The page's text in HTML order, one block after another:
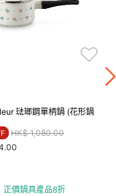
琺瑯鋼單柄鍋 (花形鍋
Price reduced from
HK$ 1,080.00to
正價鍋具產品8折